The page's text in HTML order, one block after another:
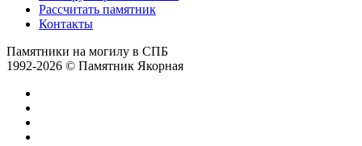
Рассчитать памятник
Контакты
Памятники на могилу в СПБ
1992-2026 © Памятник Якорная